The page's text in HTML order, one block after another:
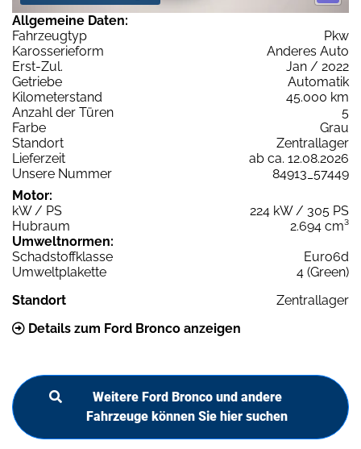
Allgemeine Daten:
Fahrzeugtyp
Pkw
Karosserieform
Anderes Auto
Erst-Zul.
Jan / 2022
Getriebe
Automatik
Kilometerstand
45.000 km
Anzahl der Türen
5
Farbe
Grau
Standort
Zentrallager
Lieferzeit
ab ca. 12.08.2026
Unsere Nummer
84913_57449
Motor:
kW / PS
224 kW / 305 PS
Hubraum
2.694 cm³
Umweltnormen:
Schadstoffklasse
Euro6d
Umweltplakette
4 (Green)
Standort
Zentrallager
Details zum Ford Bronco anzeigen
Weitere Ford Bronco und andere
Fahrzeuge können Sie hier suchen